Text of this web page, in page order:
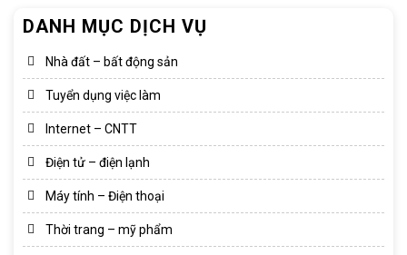
DANH MỤC DỊCH VỤ
Nhà đất – bất động sản
Tuyển dụng việc làm
Internet – CNTT
Điện tử – điện lạnh
Máy tính – Điện thoại
Thời trang – mỹ phẩm